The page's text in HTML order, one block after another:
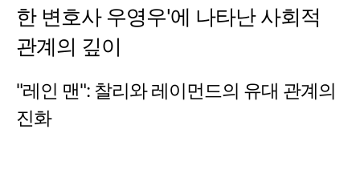
한 변호사 우영우'에 나타난 사회적
관계의 깊이
"레인 맨": 찰리와 레이먼드의 유대 관계의
진화